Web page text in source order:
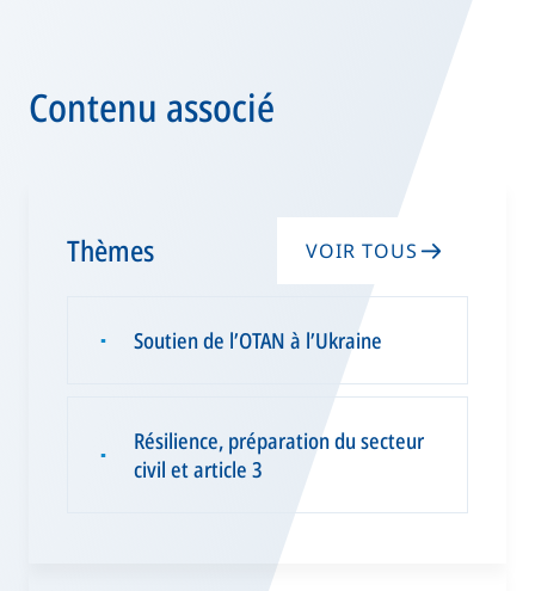
Contenu associé
Thèmes VOIR TOUS
▪ Soutien de l’OTAN à l’Ukraine
▪
Résilience, préparation du secteur
civil et article 3